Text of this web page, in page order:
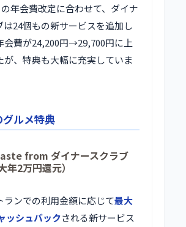
年会費改定に合わせて、ダイナ
は24個もの新サービスを追加し
会費が24,200円→29,700円に上
が、特典も大幅に充実していま
ルメ特典
from ダイナースクラブ
年2万円還元）
ランでの利用金額に応じて最大
ッシュバックされる新サービス